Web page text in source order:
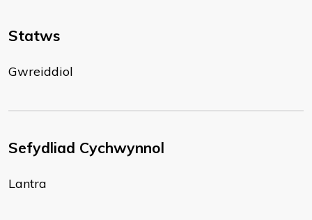
Statws
Gwreiddiol
Sefydliad Cychwynnol
Lantra